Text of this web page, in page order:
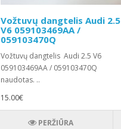
Vožtuvų dangtelis Audi 2.5
V6 059103469AA /
059103470Q
Vožtuvų dangtelis Audi 2.5 V6
059103469AA / 059103470Q
naudotas. ..
15.00€
PERŽIŪRA